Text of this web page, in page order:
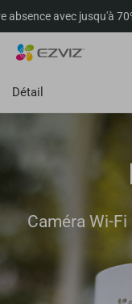
70% de réduction
Détail
Caméra Wi-